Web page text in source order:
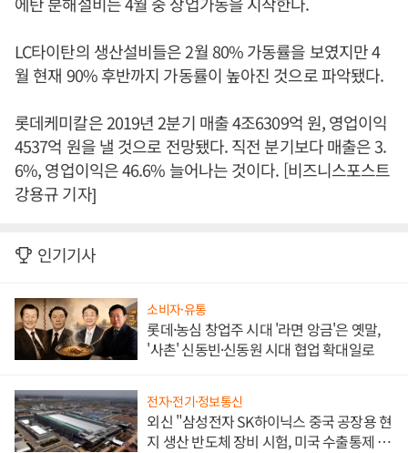
LC타이탄의 생산설비들은 2월 80% 가동률을 보였지만 4
월 현재 90% 후반까지 가동률이 높아진 것으로 파악됐다.
롯데케미칼은 2019년 2분기 매출 4조6309억 원, 영업이익
4537억 원을 낼 것으로 전망됐다. 직전 분기보다 매출은 3.
6%, 영업이익은 46.6% 늘어나는 것이다. [비즈니스포스트
강용규 기자]
인기기사
소비자·유통
롯데·농심 창업주 시대 '라면 앙금'은 옛말,
'사촌' 신동빈·신동원 시대 협업 확대일로
전자·전기·정보통신
외신 "삼성전자 SK하이닉스 중국 공장용 현
지 생산 반도체 장비 시험, 미국 수출통제 대